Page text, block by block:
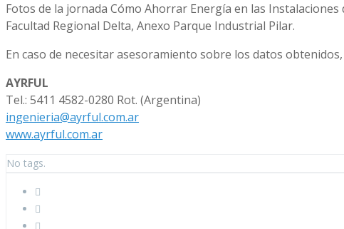
Fotos de la jornada Cómo Ahorrar Energía en las
Facultad Regional Delta, Anexo Parque Industrial Pilar.
En caso de necesitar asesoramiento sobre los datos
AYRFUL
Tel.: 5411 4582-0280 Rot. (Argentina)
ingenieria@ayrful.com.ar
www.ayrful.com.ar
No tags.